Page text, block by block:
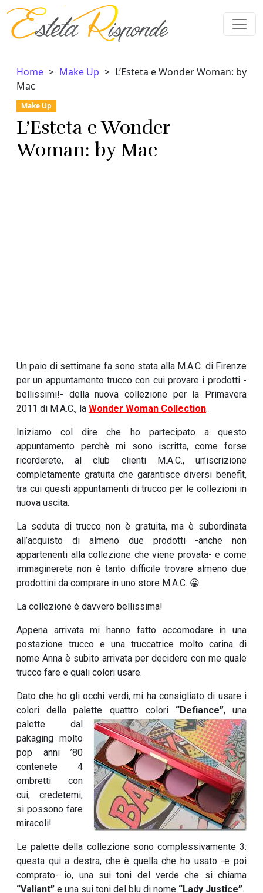
Vai al contenuto
Home Make Up
L’Esteta e Wonder Woman: by
Mac
Make Up
L’Esteta e Wonder
Woman: by Mac
Un paio di settimane fa sono stata alla M.A.C. di Firenze
per un appuntamento trucco con cui provare i prodotti -
bellissimi!- della nuova collezione per la Primavera
2011 di M.A.C., la Wonder Woman Collection.
Iniziamo col dire che ho partecipato a questo
appuntamento perchè mi sono iscritta, come forse
ricorderete, al club clienti M.A.C., un’iscrizione
completamente gratuita che garantisce diversi benefit,
tra cui questi appuntamenti di trucco per le collezioni in
nuova uscita.
La seduta di trucco non è gratuita, ma è subordinata
all’acquisto di almeno due prodotti -anche non
appartenenti alla collezione che viene provata- e come
immaginerete non è tanto difficile trovare almeno due
prodottini da comprare in uno store M.A.C. 😀
La collezione è davvero bellissima!
Appena arrivata mi hanno fatto accomodare in una
postazione trucco e una truccatrice molto carina di
nome Anna è subito arrivata per decidere con me quale
trucco fare e quali colori usare.
Dato che ho gli occhi verdi, mi ha consigliato di usare i
colori della palette quattro colori “Defiance”, una
palette dal
pakaging molto
pop anni ’80
contenete 4
ombretti con
cui, credetemi,
si possono fare
miracoli!
Le palette della collezione sono complessivamente 3:
questa qui a destra, che è quella che ho usato -e poi
comprato- io, una sui toni del verde che si chiama
“Valiant” e una sui toni del blu di nome “Lady Justice”.